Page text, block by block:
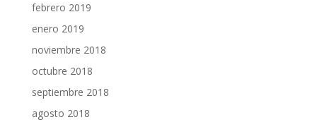
febrero 2019
enero 2019
noviembre 2018
octubre 2018
septiembre 2018
agosto 2018